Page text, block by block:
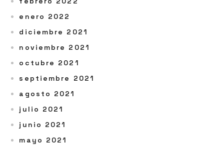
enero 2022
diciembre 2021
noviembre 2021
octubre 2021
septiembre 2021
agosto 2021
julio 2021
junio 2021
mayo 2021